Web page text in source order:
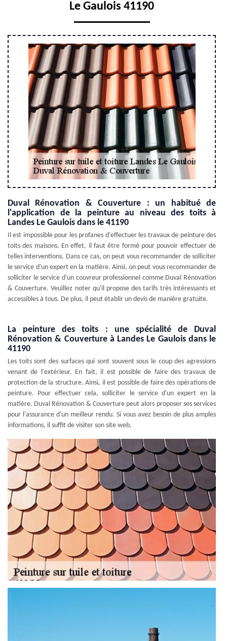
Le Gaulois 41190
Duval Rénovation & Couverture : un habitué de
l'application de la peinture au niveau des toits à
Landes Le Gaulois dans le 41190
Il est impossible pour les profanes d'effectuer les travaux de peinture des
toits des maisons. En effet, il faut être formé pour pouvoir effectuer de
telles interventions. Dans ce cas, on peut vous recommander de solliciter
le service d'un expert en la matière. Ainsi, on peut vous recommander de
solliciter le service d'un couvreur professionnel comme Duval Rénovation
& Couverture. Veuillez noter qu'il propose des tarifs très intéressants et
accessibles à tous. De plus, il peut établir un devis de manière gratuite.
La peinture des toits : une spécialité de Duval
Rénovation & Couverture à Landes Le Gaulois dans le
41190
Les toits sont des surfaces qui sont souvent sous le coup des agressions
venant de l'extérieur. En fait, il est possible de faire des travaux de
protection de la structure. Ainsi, il est possible de faire des opérations de
peinture. Pour effectuer cela, solliciter le service d'un expert en la
matière. Duval Rénovation & Couverture peut alors proposer ses services
pour l'assurance d'un meilleur rendu. Si vous avez besoin de plus amples
informations, il suffit de visiter son site web.